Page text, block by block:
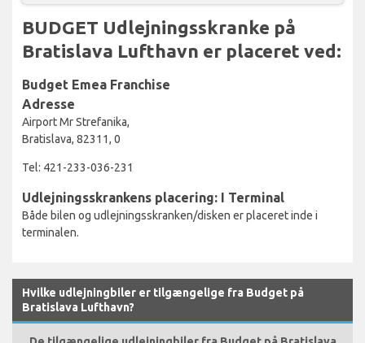
BUDGET Udlejningsskranke på
Bratislava Lufthavn er placeret ved:
Budget Emea Franchise
Adresse
Airport Mr Strefanika,
Bratislava, 82311, 0
Tel: 421-233-036-231
Udlejningsskrankens placering: I Terminal
Både bilen og udlejningsskranken/disken er placeret inde i
terminalen.
Hvilke udlejningbiler er tilgængelige fra Budget på
Bratislava Lufthavn?